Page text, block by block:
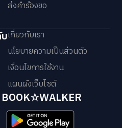
ส่งคำร้องขอ
เกี่ยวกับเรา
นโยบายความเป็นส่วนตัว
เงื่อนไขการใช้งาน
แผนผังเว็บไซต์